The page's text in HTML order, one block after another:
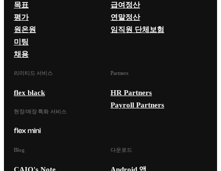
목표
평가
원온원
미팅
채용
급여정산
연말정산
임직원 단체보험
리미티드 서비스
flex black
현장/매장 특화 서비스
Partners
HR Partners
Payroll Partners
Blog
CAIO's Note
다운로드
Android 앱